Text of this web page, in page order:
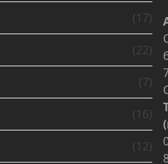
(17)
(22)
(7)
(16)
(12)